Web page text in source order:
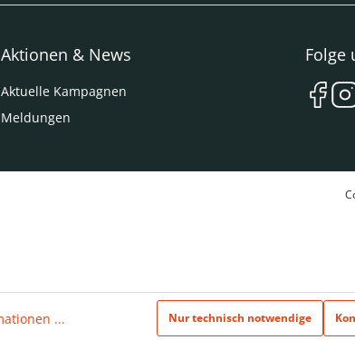
Aktionen & News
Aktuelle Kampagnen
Meldungen
Folge
... Nur technisch notwendige